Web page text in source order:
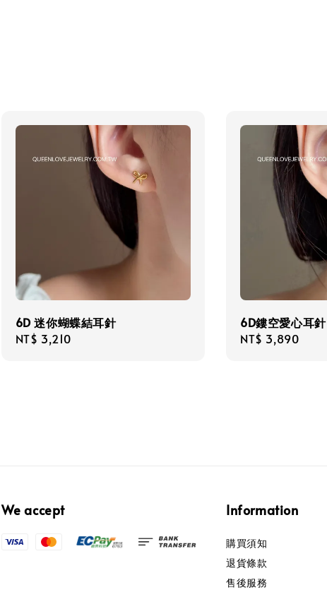
6D 迷你蝴蝶結耳針
Regular
NT$ 3,210
6D鏤空愛心耳針
Regular
NT$ 3,890
We accept Information
購買須知
退貨條款
售後服務